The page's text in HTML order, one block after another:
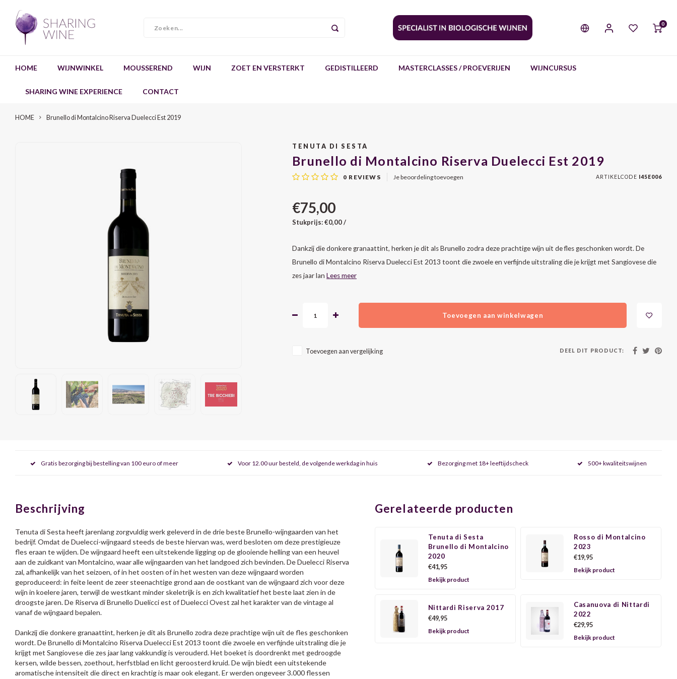
0
HOME WIJNWINKEL MOUSSEREND WIJN ZOET EN VERSTERKT GEDISTILLEERD MASTERCLASSES / PROEVERIJEN WIJNCURSUS
SHARING WINE EXPERIENCE CONTACT
HOME Brunello di Montalcino Riserva Duelecci Est 2019
TENUTA DI SESTA
Brunello di Montalcino Riserva Duelecci Est 2019
0 REVIEWS Je beoordeling toevoegen ARTIKELCODE I45E006
€75,00
Stukprijs: €0,00 /
Dankzij die donkere granaattint, herken je dit als Brunello zodra deze prachtige wijn uit de fles geschonken wordt. De
Brunello di Montalcino Riserva Duelecci Est 2013 toont die zwoele en verfijnde uitstraling die je krijgt met Sangiovese die
zes jaar lan Lees meer
Toevoegen aan winkelwagen
Toevoegen aan vergelijking DEEL DIT PRODUCT:
Gratis bezorging bij bestelling van 100 euro of meer Voor 12.00 uur besteld, de volgende werkdag in huis Bezorging met 18+ leeftijdscheck 500+ kwaliteitswijnen
Beschrijving
Tenuta di Sesta heeft jarenlang zorgvuldig werk geleverd in de drie beste Brunello-wijngaarden van het
bedrijf. Omdat de Duelecci-wijngaard steeds de beste hiervan was, werd besloten om deze prestigieuze
fles eraan te wijden. De wijngaard heeft een uitstekende ligging op de glooiende helling van een heuvel
aan de zuidkant van Montalcino, waar alle wijngaarden van het landgoed zich bevinden. De Duelecci Riserva
zal, afhankelijk van het seizoen, of in het oosten of in het westen van deze wijngaard worden
geproduceerd: in feite leent de zeer steenachtige grond aan de oostkant van de wijngaard zich voor deze
wijn in koelere jaren, terwijl de westkant minder skeletrijk is en zich kwalitatief het beste laat zien in de
droogste jaren. De Riserva di Brunello Duelicci est of Duelecci Ovest zal het karakter van de vintage al
vanaf de wijngaard bepalen.
Dankzij die donkere granaattint, herken je dit als Brunello zodra deze prachtige wijn uit de fles geschonken
wordt.De Brunello di Montalcino Riserva Duelecci Est 2013 toont die zwoele en verfijnde uitstraling die je
krijgt met Sangiovese die zes jaar lang vakkundig is verouderd. Het boeket is doordrenkt met gedroogde
kersen, wilde bessen, zoethout, herfstblad en licht geroosterd kruid. De wijn biedt een uitstekende
aromatische intensiteit die direct en krachtig is maar ook elegant. Er werden ongeveer 3.000 flessen
Gerelateerde producten
Tenuta di Sesta
Brunello di Montalcino
2020
€41,95
Bekijk product
Rosso di Montalcino
2023
€19,95
Bekijk product
Nittardi Riserva 2017
€49,95
Bekijk product
Casanuova di Nittardi
2022
€29,95
Bekijk product